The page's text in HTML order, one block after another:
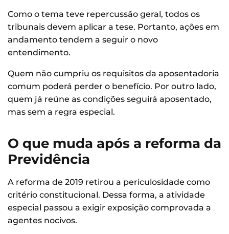
Como o tema teve repercussão geral, todos os
tribunais devem aplicar a tese. Portanto, ações em
andamento tendem a seguir o novo
entendimento.
Quem não cumpriu os requisitos da aposentadoria
comum poderá perder o benefício. Por outro lado,
quem já reúne as condições seguirá aposentado,
mas sem a regra especial.
O que muda após a reforma da
Previdência
A reforma de 2019 retirou a periculosidade como
critério constitucional. Dessa forma, a atividade
especial passou a exigir exposição comprovada a
agentes nocivos.